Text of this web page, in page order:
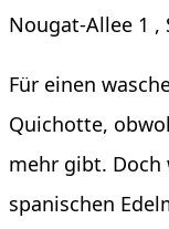
Nougat-Allee 1 ,
Für einen
Quichotte,
mehr gibt. Doch
spanischen